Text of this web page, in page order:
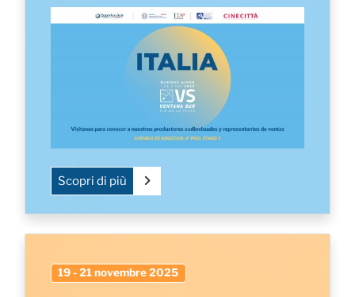
Scopri di più
19 - 21 novembre 2025